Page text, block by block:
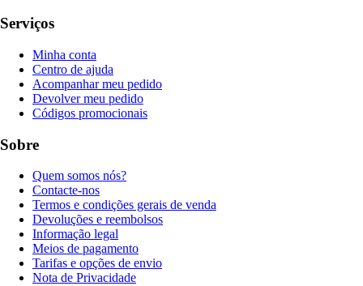
Serviços
Minha conta
Centro de ajuda
Acompanhar meu pedido
Devolver meu pedido
Códigos promocionais
Sobre
Quem somos nós?
Contacte-nos
Termos e condições gerais de venda
Devoluções e reembolsos
Informação legal
Meios de pagamento
Tarifas e opções de envio
Nota de Privacidade